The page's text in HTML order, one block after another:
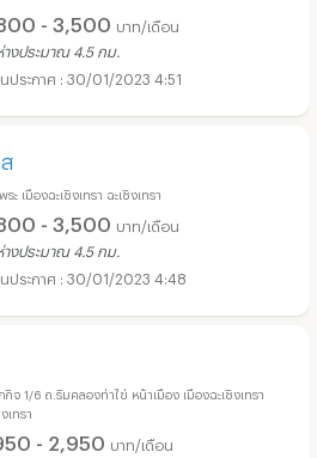
- 3,500 บาท/เดือน
างประมาณ 4.5 กม.
30/01/2023 4:51
ระ เมืองฉะเชิงเทรา ฉะเชิงเทรา
- 3,500 บาท/เดือน
างประมาณ 4.5 กม.
30/01/2023 4:48
กิจ 1/6 ถ.ริมคลองท่าไข่ หน้าเมือง เมืองฉะเชิงเทรา
งเทรา
- 2,950 บาท/เดือน